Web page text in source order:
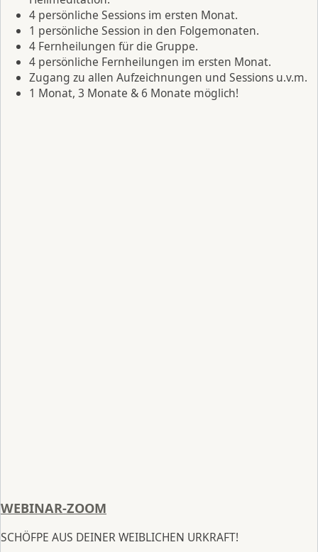
4 persönliche Sessions im ersten Monat.
1 persönliche Session in den Folgemonaten.
4 Fernheilungen für die Gruppe.
4 persönliche Fernheilungen im ersten Monat.
Zugang zu allen Aufzeichnungen und Sessions u.v.m.
1 Monat, 3 Monate & 6 Monate möglich!
WEBINAR-ZOOM
SCHÖFPE AUS DEINER WEIBLICHEN URKRAFT!